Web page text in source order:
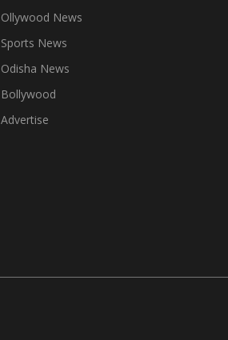
Ollywood News
Sports News
Odisha News
Bollywood
Advertise